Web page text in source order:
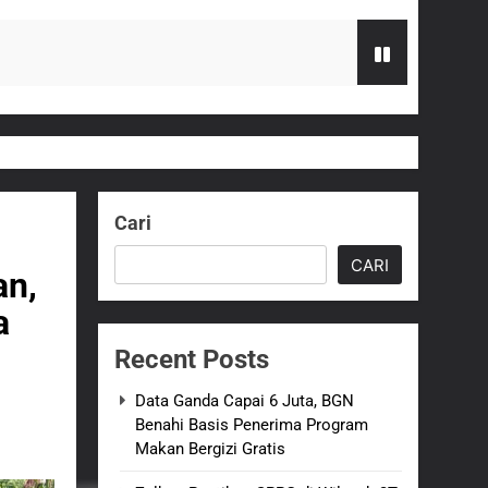
ASI adalah Investasi Peradaban dan
Korban Kebakaran KMP Mutiara
Cari
CARI
Recent Posts
Data Ganda Capai 6 Juta, BGN
Benahi Basis Penerima Program
Makan Bergizi Gratis